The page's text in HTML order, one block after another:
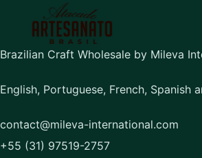
Brazilian Craft Wholesale by Mileva
English, Portuguese, French, Spanish
contact@mileva-international.com
+55 (31) 97519-2757